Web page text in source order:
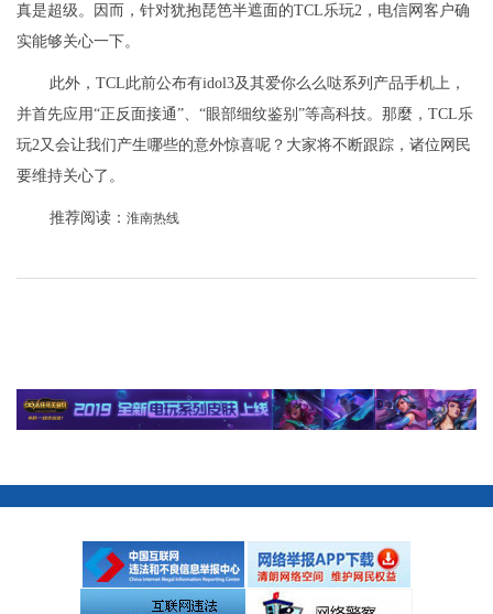
真是超级。因而，针对犹抱琵笆半遮面的TCL乐玩2，电信网客户确
实能够关心一下。
此外，TCL此前公布有idol3及其爱你么么哒系列产品手机上，
并首先应用“正反面接通”、“眼部细纹鉴别”等高科技。那麼，TCL乐
玩2又会让我们产生哪些的意外惊喜呢？大家将不断跟踪，诸位网民
要维持关心了。
推荐阅读： 淮南热线